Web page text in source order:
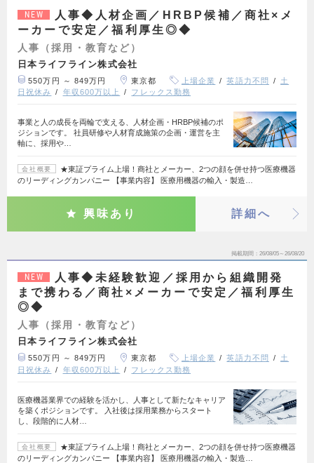
NEW
人事◆人材企画／HRBP候補／商社×メ
ーカーで安定／福利厚生◎◆
人事（採用・教育など）
日本ライフライン株式会社
550万円 ～ 849万円 東京都 上場企業 英語力不問
土
日祝休み
年収600万以上 フレックス勤務
事業と人の成長を両輪で支える、人材企画・HRBP候補のポ
ジションです。 社員研修や人材育成施策の企画・運営を主
軸に、採用や…
会社概要
★東証プライム上場！商社とメーカー、2つの顔を併せ持つ医療機器
のリーディングカンパニー 【事業内容】 医療用機器の輸入・製造…
興味あり 詳細へ
掲載期間 26/08/05～26/08/20
NEW
人事◆未経験歓迎／採用から組織開発
まで携わる／商社×メーカーで安定／福利厚生
◎◆
人事（採用・教育など）
日本ライフライン株式会社
550万円 ～ 849万円 東京都 上場企業 英語力不問
土
日祝休み
年収600万以上 フレックス勤務
医療機器業界での経験を活かし、人事として新たなキャリア
を築くポジションです。 入社後は採用業務からスタート
し、段階的に人材…
会社概要
★東証プライム上場！商社とメーカー、2つの顔を併せ持つ医療機器
のリーディングカンパニー 【事業内容】 医療用機器の輸入・製造…